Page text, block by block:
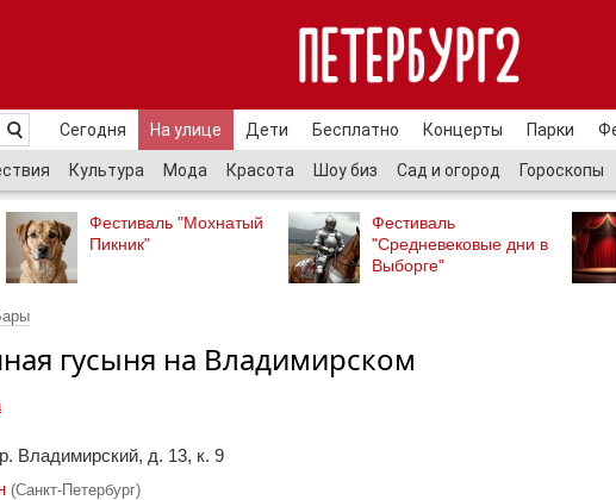
Сегодня На улице Дети Бесплатно Концерты Парки
Культура Мода Красота Шоу биз Сад и огород Гороскопы
Фестиваль "Мохнатый
Пикник"
Фестиваль
"Средневековые дни в
Выборге"
гусыня на Владимирском
Владимирский, д. 13, к. 9
(Санкт-Петербург)